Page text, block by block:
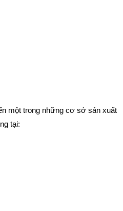
một trong những cơ sở sản xuất
tại: